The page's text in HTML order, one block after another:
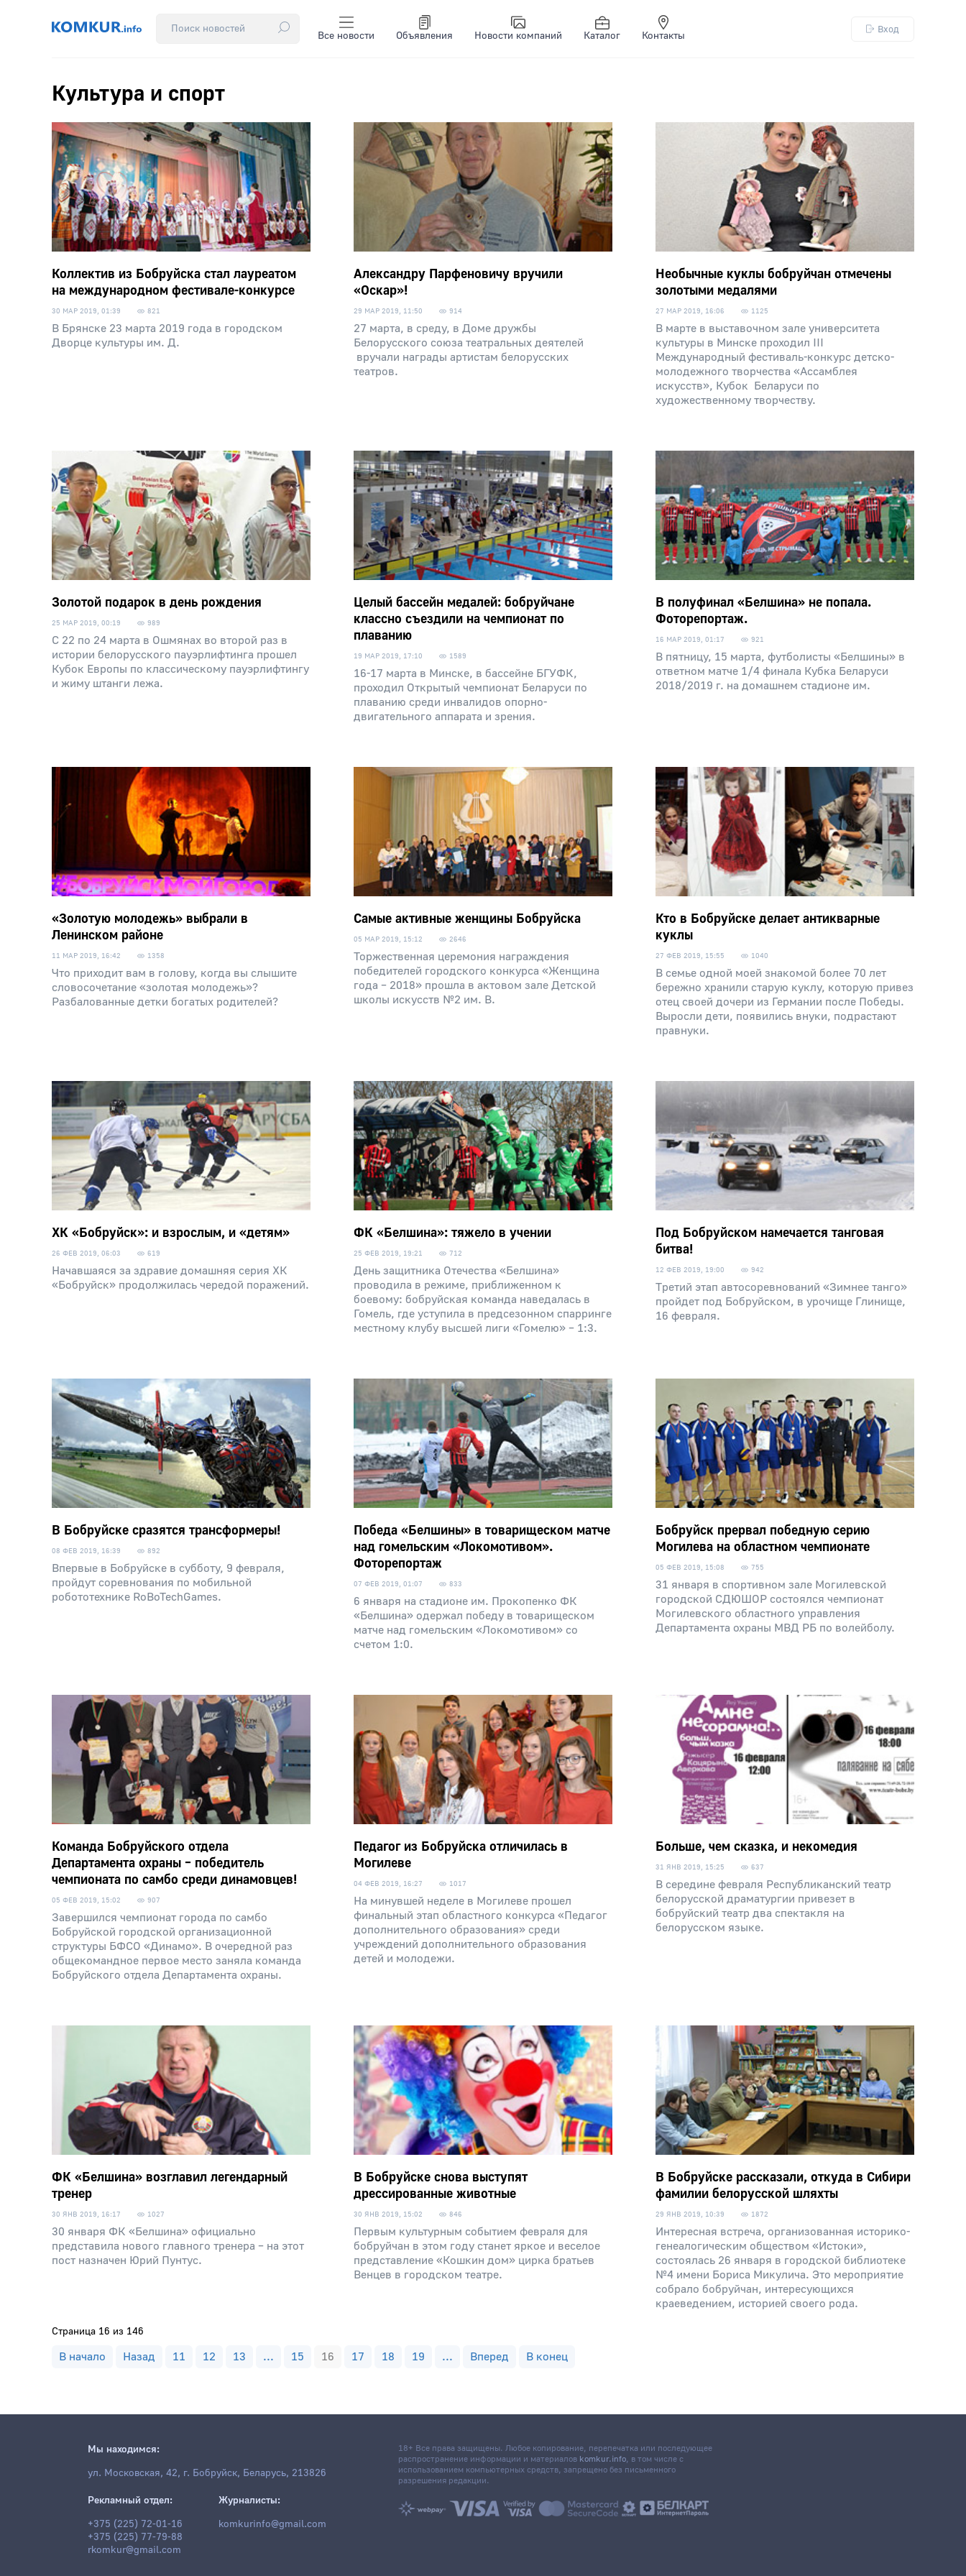
Все новости Объявления Новости компаний Каталог Контакты
Вход
Культура и спорт
Коллектив из Бобруйска стал лауреатом
на международном фестивале-конкурсе
30 МАР 2019, 01:39 821
В Брянске 23 марта 2019 года в городском
Дворце культуры им. Д.
Александру Парфеновичу вручили
«Оскар»!
29 МАР 2019, 11:50 914
27 марта, в среду, в Доме дружбы
Белорусского союза театральных деятелей
вручали награды артистам белорусских
театров.
Необычные куклы бобруйчан отмечены
золотыми медалями
27 МАР 2019, 16:06 1125
В марте в выставочном зале университета
культуры в Минске проходил III
Международный фестиваль-конкурс детско-
молодежного творчества «Ассамблея
искусств», Кубок Беларуси по
художественному творчеству.
Золотой подарок в день рождения
25 МАР 2019, 00:19 989
С 22 по 24 марта в Ошмянах во второй раз в
истории белорусского пауэрлифтинга прошел
Кубок Европы по классическому пауэрлифтингу
и жиму штанги лежа.
Целый бассейн медалей: бобруйчане
классно съездили на чемпионат по
плаванию
19 МАР 2019, 17:10 1589
16-17 марта в Минске, в бассейне БГУФК,
проходил Открытый чемпионат Беларуси по
плаванию среди инвалидов опорно-
двигательного аппарата и зрения.
В полуфинал «Белшина» не попала.
Фоторепортаж.
16 МАР 2019, 01:17 921
В пятницу, 15 марта, футболисты «Белшины» в
ответном матче 1/4 финала Кубка Беларуси
2018/2019 г. на домашнем стадионе им.
«Золотую молодежь» выбрали в
Ленинском районе
11 МАР 2019, 16:42 1358
Что приходит вам в голову, когда вы слышите
словосочетание «золотая молодежь»?
Разбалованные детки богатых родителей?
Самые активные женщины Бобруйска
05 МАР 2019, 15:12 2646
Торжественная церемония награждения
победителей городского конкурса «Женщина
года – 2018» прошла в актовом зале Детской
школы искусств №2 им. В.
Кто в Бобруйске делает антикварные
куклы
27 ФЕВ 2019, 15:55 1040
В семье одной моей знакомой более 70 лет
бережно хранили старую куклу, которую привез
отец своей дочери из Германии после Победы.
Выросли дети, появились внуки, подрастают
правнуки.
ХК «Бобруйск»: и взрослым, и «детям»
26 ФЕВ 2019, 06:03 619
Начавшаяся за здравие домашняя серия ХК
«Бобруйск» продолжилась чередой поражений.
ФК «Белшина»: тяжело в учении
25 ФЕВ 2019, 19:21 712
День защитника Отечества «Белшина»
проводила в режиме, приближенном к
боевому: бобруйская команда наведалась в
Гомель, где уступила в предсезонном спарринге
местному клубу высшей лиги «Гомелю» – 1:3.
Под Бобруйском намечается танговая
битва!
12 ФЕВ 2019, 19:00 942
Третий этап автосоревнований «Зимнее танго»
пройдет под Бобруйском, в урочище Глинище,
16 февраля.
В Бобруйске сразятся трансформеры!
08 ФЕВ 2019, 16:39 892
Впервые в Бобруйске в субботу, 9 февраля,
пройдут соревнования по мобильной
робототехнике RoBoTechGames.
Победа «Белшины» в товарищеском матче
над гомельским «Локомотивом».
Фоторепортаж
07 ФЕВ 2019, 01:07 833
6 января на стадионе им. Прокопенко ФК
«Белшина» одержал победу в товарищеском
матче над гомельским «Локомотивом» со
счетом 1:0.
Бобруйск прервал победную серию
Могилева на областном чемпионате
05 ФЕВ 2019, 15:08 755
31 января в спортивном зале Могилевской
городской СДЮШОР состоялся чемпионат
Могилевского областного управления
Департамента охраны МВД РБ по волейболу.
Команда Бобруйского отдела
Департамента охраны – победитель
чемпионата по самбо среди динамовцев!
05 ФЕВ 2019, 15:02 907
Завершился чемпионат города по самбо
Бобруйской городской организационной
структуры БФСО «Динамо». В очередной раз
общекомандное первое место заняла команда
Бобруйского отдела Департамента охраны.
Педагог из Бобруйска отличилась в
Могилеве
04 ФЕВ 2019, 16:27 1017
На минувшей неделе в Могилеве прошел
финальный этап областного конкурса «Педагог
дополнительного образования» среди
учреждений дополнительного образования
детей и молодежи.
Больше, чем сказка, и некомедия
31 ЯНВ 2019, 15:25 637
В середине февраля Республиканский театр
белорусской драматургии привезет в
бобруйский театр два спектакля на
белорусском языке.
ФК «Белшина» возглавил легендарный
тренер
30 ЯНВ 2019, 16:17 1027
30 января ФК «Белшина» официально
представила нового главного тренера – на этот
пост назначен Юрий Пунтус.
В Бобруйске снова выступят
дрессированные животные
30 ЯНВ 2019, 15:02 846
Первым культурным событием февраля для
бобруйчан в этом году станет яркое и веселое
представление «Кошкин дом» цирка братьев
Венцев в городском театре.
В Бобруйске рассказали, откуда в Сибири
фамилии белорусской шляхты
29 ЯНВ 2019, 10:39 1872
Интересная встреча, организованная историко-
генеалогическим обществом «Истоки»,
состоялась 26 января в городской библиотеке
№4 имени Бориса Микулича. Это мероприятие
собрало бобруйчан, интересующихся
краеведением, историей своего рода.
Страница 16 из 146
В начало Назад 11 12 13 ... 15 16 17 18 19 ... Вперед В конец
Мы находимся:
ул. Московская, 42, г. Бобруйск, Беларусь, 213826
Рекламный отдел:
+375 (225) 72-01-16
+375 (225) 77-79-88
rkomkur@gmail.com
Журналисты:
komkurinfo@gmail.com
18+ Все права защищены. Любое копирование, перепечатка или последующее
распространение информации и материалов komkur.info, в том числе с
использованием компьютерных средств, запрещено без письменного
разрешения редакции.